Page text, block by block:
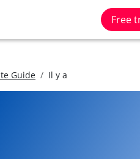
Free
Guide Il y a